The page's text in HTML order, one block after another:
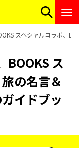
スペシャルコラボ、
ス
の名言＆
イドブッ